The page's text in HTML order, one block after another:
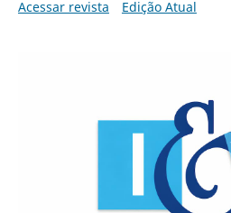
Acessar revista
Edição Atual